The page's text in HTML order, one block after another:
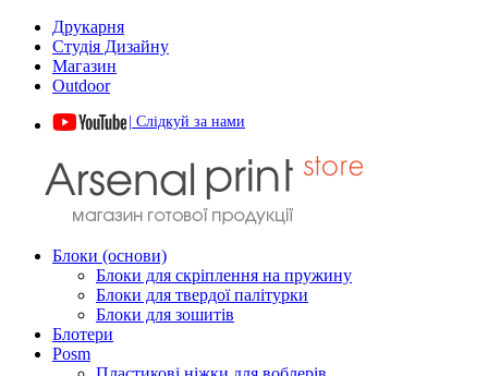
Друкарня
Студія Дизайну
Магазин
Outdoor
| Слідкуй за нами
Блоки (основи)
Блоки для скріплення на пружину
Блоки для твердої палітурки
Блоки для зошитів
Блотери
Posm